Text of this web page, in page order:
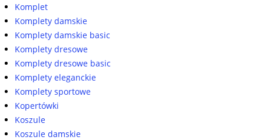
Komplet
Komplety damskie
Komplety damskie basic
Komplety dresowe
Komplety dresowe basic
Komplety eleganckie
Komplety sportowe
Kopertówki
Koszule
Koszule damskie